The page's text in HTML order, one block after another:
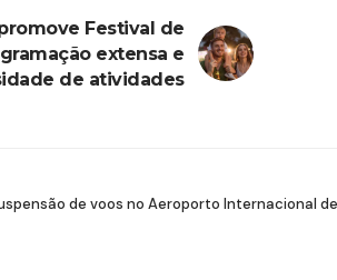
Festival de
extensa e
de atividades
de voos no Aeroporto Internacional